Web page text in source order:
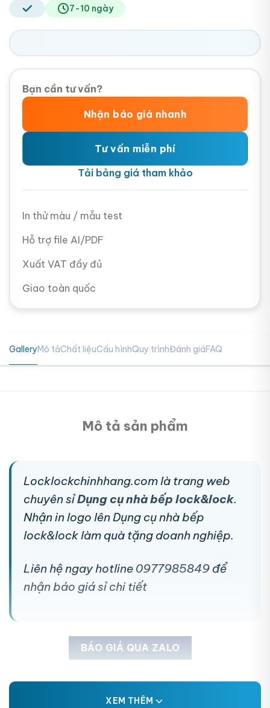
7-10 ngày
Bạn cần tư vấn?
Nhận báo giá nhanh
Tư vấn miễn phí
Tải bảng giá tham khảo
In thử màu / mẫu test
Hỗ trợ file AI/PDF
Xuất VAT đầy đủ
Giao toàn quốc
GalleryMô tảChất liệuCấu hìnhQuy trìnhĐánh giáFAQ
Mô tả sản phẩm
Locklockchinhhang.com là trang web
chuyên sỉDụng cụ nhà bếp lock&lock.
Nhận in logo lên Dụng cụ nhà bếp
lock&lock làm quà tặng doanh nghiệp.
Liên hệ ngay hotline 0977985849 để
nhận báo giá sỉ chi tiết
BÁO GIÁ QUA ZALO
XEM THÊM